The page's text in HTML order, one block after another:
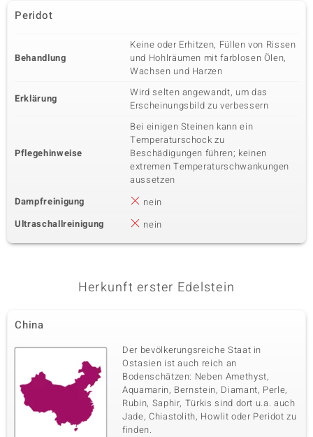
Peridot
Behandlung
Keine oder Erhitzen, Füllen von Rissen
und Hohlräumen mit farblosen Ölen,
Wachsen und Harzen
Erklärung
Wird selten angewandt, um das
Erscheinungsbild zu verbessern
Pflegehinweise
Bei einigen Steinen kann ein
Temperaturschock zu
Beschädigungen führen; keinen
extremen Temperaturschwankungen
aussetzen
Dampfreinigung
nein
Ultraschallreinigung
nein
Herkunft erster Edelstein
China
Der bevölkerungsreiche Staat in
Ostasien ist auch reich an
Bodenschätzen: Neben Amethyst,
Aquamarin, Bernstein, Diamant, Perle,
Rubin, Saphir, Türkis sind dort u.a. auch
Jade, Chiastolith, Howlit oder Peridot zu
finden.